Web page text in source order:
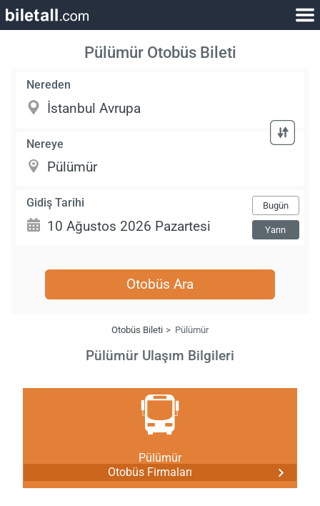
Pülümür Otobüs Bileti
Nereden
Nereye
Gidiş Tarihi Bugün
Yarın
Otobüs Ara
Otobüs Bileti Pülümür
Pülümür Ulaşım Bilgileri
Pülümür
Otobüs Firmaları